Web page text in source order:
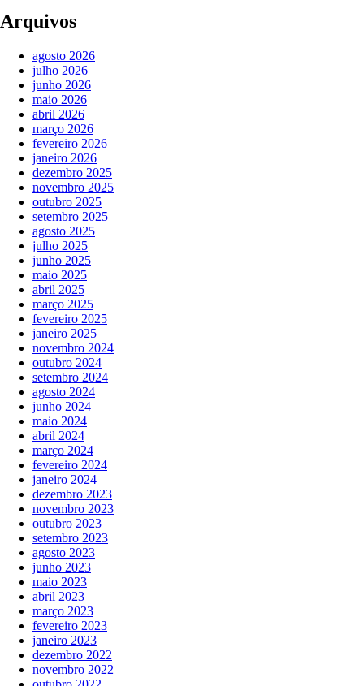
Arquivos
agosto 2026
julho 2026
junho 2026
maio 2026
abril 2026
março 2026
fevereiro 2026
janeiro 2026
dezembro 2025
novembro 2025
outubro 2025
setembro 2025
agosto 2025
julho 2025
junho 2025
maio 2025
abril 2025
março 2025
fevereiro 2025
janeiro 2025
novembro 2024
outubro 2024
setembro 2024
agosto 2024
junho 2024
maio 2024
abril 2024
março 2024
fevereiro 2024
janeiro 2024
dezembro 2023
novembro 2023
outubro 2023
setembro 2023
agosto 2023
junho 2023
maio 2023
abril 2023
março 2023
fevereiro 2023
janeiro 2023
dezembro 2022
novembro 2022